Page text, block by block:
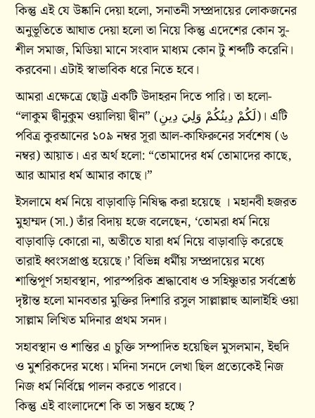
কিন্তু এই যে উষ্কানি দেয়া হলো, সনাতনী সম্প্রদায়ের লোকজনের
অনুভূতিতে আঘাত দেয়া হলো তা নিয়ে কিন্তু এদেশের কোন সু-
শীল সমাজ, মিডিয়া মানে সংবাদ মাধ্যম কোন টু শব্দটি করেনি।
করবেনা। এটাই স্বাভাবিক ধরে নিতে হবে।
আমরা এক্ষেত্রে ছোট্ট একটি উদাহরন দিতে পারি। তা হলো-
“লাকুম দ্বীনুকুম ওয়ালিয়া দ্বীন” (لَكُمْ دِينُكُمْ وَلِيَ دِينِ)। এটি
পবিত্র কুরআনের ১০৯ নম্বর সূরা আল-কাফিরুনের সর্বশেষ (৬
নম্বর) আয়াত। এর অর্থ হলো: “তোমাদের ধর্ম তোমাদের কাছে,
আর আমার ধর্ম আমার কাছে।”
ইসলামে ধর্ম নিয়ে বাড়াবাড়ি নিষিদ্ধ করা হয়েছে । মহানবী হজরত
মুহাম্মদ (সা.) তাঁর বিদায় হজে বলেছেন, ‘তোমরা ধর্ম নিয়ে
বাড়াবাড়ি কোরো না, অতীতে যারা ধর্ম নিয়ে বাড়াবাড়ি করেছে
তারাই ধ্বংসপ্রাপ্ত হয়েছে।’ বিভিন্ন ধর্মীয় সম্প্রদায়ের মধ্যে
শান্তিপূর্ণ সহাবস্থান, পারস্পরিক শ্রদ্ধাবোধ ও সহিষ্ণুতার সর্বশ্রেষ্ঠ
দৃষ্টান্ত হলো মানবতার মুক্তির দিশারি রসুল সাল্লাল্লাহু আলাইহি ওয়া
সাল্লাম লিখিত মদিনার প্রথম সনদ।
সহাবস্থান ও শান্তির এ চুক্তি সম্পাদিত হয়েছিল মুসলমান, ইহুদি
ও মুশরিকদের মধ্যে। মদিনা সনদে লেখা ছিল প্রত্যেকেই নিজ
নিজ ধর্ম নির্বিঘ্নে পালন করতে পারবে।
কিন্তু এই বাংলাদেশে কি তা সম্ভব হচ্ছে ?